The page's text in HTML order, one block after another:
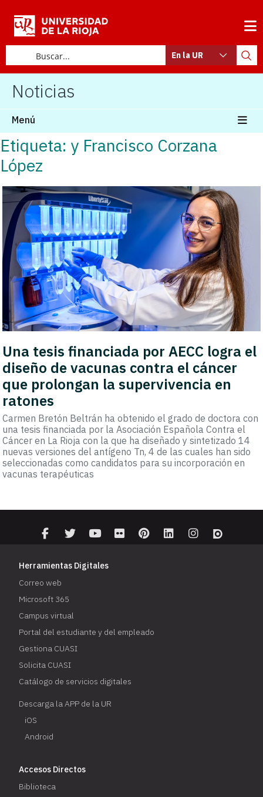
En la UR
Noticias
Menú
Etiqueta: y Francisco Corzana
López
Una tesis financiada por AECC logra el
diseño de vacunas contra el cáncer
que prolongan la supervivencia en
ratones
Carmen Bretón Beltrán ha obtenido el grado de doctora con
una tesis financiada por la Asociación Española Contra el
Cáncer en La Rioja con la que ha diseñado y sintetizado 14
nuevas versiones del antígeno Tn, 4 de las cuales han sido
seleccionadas como candidatos para su incorporación en
vacunas terapéuticas
Herramientas Digitales
Correo web
Microsoft 365
Campus virtual
Portal del estudiante y del empleado
Gestiona CUASI
Solicita CUASI
Catálogo de servicios digitales
Descarga la APP de la UR
iOS
Android
Accesos Directos
Biblioteca